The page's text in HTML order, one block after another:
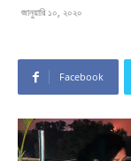
জানুয়ারি ১০, ২০২০
Facebook